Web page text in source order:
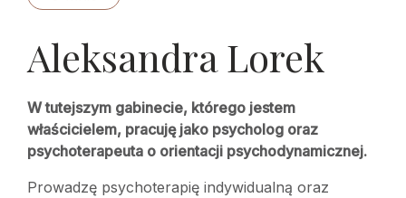
Aleksandra Lorek
W tutejszym gabinecie, którego jestem
właścicielem, pracuję jako psycholog oraz
psychoterapeuta o orientacji psychodynamicznej.
Prowadzę psychoterapię indywidualną oraz